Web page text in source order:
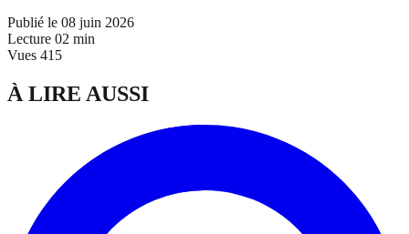
Publié le 08 juin 2026
Lecture 02 min
Vues 415
À LIRE AUSSI